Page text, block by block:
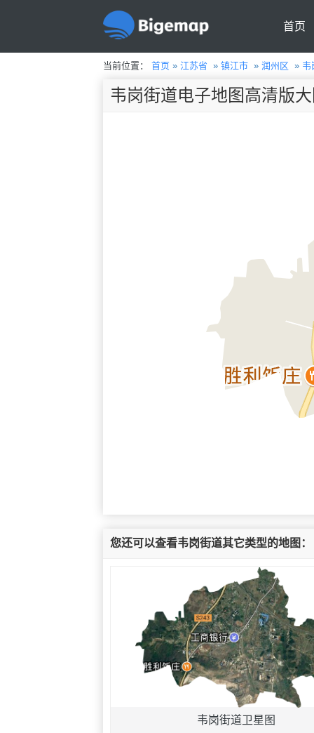
首页
当前位置： 首页» 江苏省 » 镇江市» 润州区 » 韦
韦岗街道电子地图高清版
您还可以查看韦岗街道其它类型的地图：
韦岗街道卫星图